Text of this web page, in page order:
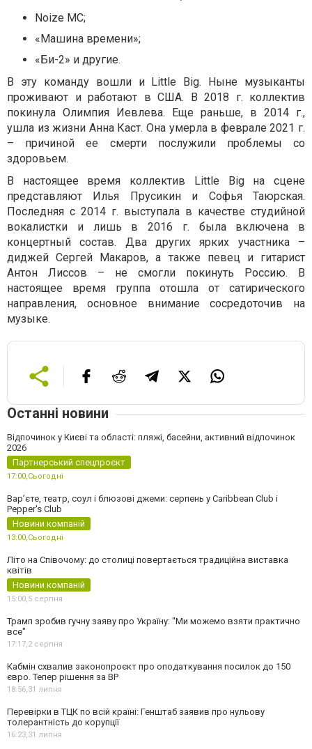
Noize MC;
«Машина времени»;
«Би-2» и другие.
В эту команду вошли и Little Big. Ныне музыканты
проживают и работают в США. В 2018 г. коллектив
покинула Олимпия Иевлева. Еще раньше, в 2014 г.,
ушла из жизни Анна Каст. Она умерла в феврале 2021 г.
– причиной ее смерти послужили проблемы со
здоровьем.
В настоящее время коллектив Little Big на сцене
представляют Илья Прусикин и Софья Таюрская.
Последняя с 2014 г. выступала в качестве студийной
вокалистки и лишь в 2016 г. была включена в
концертный состав. Два других ярких участника –
диджей Сергей Макаров, а также певец и гитарист
Антон Лиссов – не смогли покинуть Россию. В
настоящее время группа отошла от сатирического
направления, основное внимание сосредоточив на
музыке.
Останні новини
Відпочинок у Києві та області: пляжі, басейни, активний відпочинок
2026
Партнерський спецпроєкт
17:00,Сьогодні
Вар’єте, театр, соул і блюзові джеми: серпень у Caribbean Club і
Pepper's Club
Новини компаній
13:00,Сьогодні
Літо на Співочому: до столиці повертається традиційна виставка
квітів
Новини компаній
15:00,5 серпня
Трамп зробив гучну заяву про Україну: "Ми можемо взяти практично
все"
17:17,2 серпня
Кабмін схвалив законопроєкт про оподаткування посилок до 150
євро. Тепер рішення за ВР
18:56,31 липня
Перевірки в ТЦК по всій країні: Генштаб заявив про нульову
толерантність до корупції
16:23,31 липня